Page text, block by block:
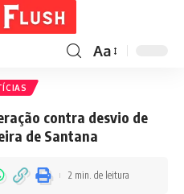
Aa
contra desvio de
de Santana
2 min. de leitura